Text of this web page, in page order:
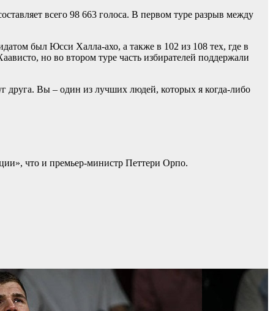
всего 98 663 голоса. В первом туре разрыв между
был Юсси Халла-ахо, а также в 102 из 108 тех, где в
но во втором туре часть избирателей поддержали
друга. Вы – один из лучших людей, которых я когда-либо
что и премьер-министр Петтери Орпо.